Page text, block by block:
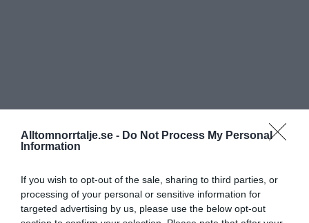
Alltomnorrtalje.se - Do Not Process My Personal
Information
If you wish to opt-out of the sale, sharing to third parties, or
processing of your personal or sensitive information for
targeted advertising by us, please use the below opt-out